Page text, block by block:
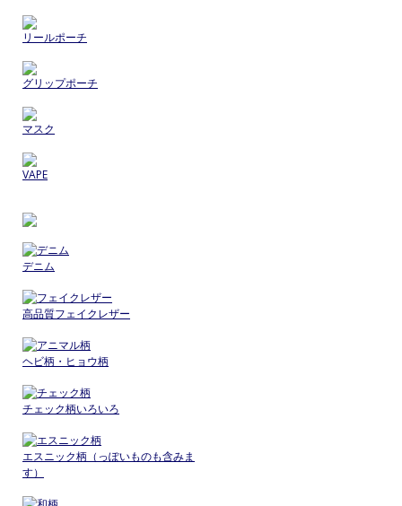
リールポーチ
グリップポーチ
マスク
VAPE
デニム
高品質フェイクレザー
ヘビ柄・ヒョウ柄
チェック柄いろいろ
エスニック柄（っぽいものも含みま
す）